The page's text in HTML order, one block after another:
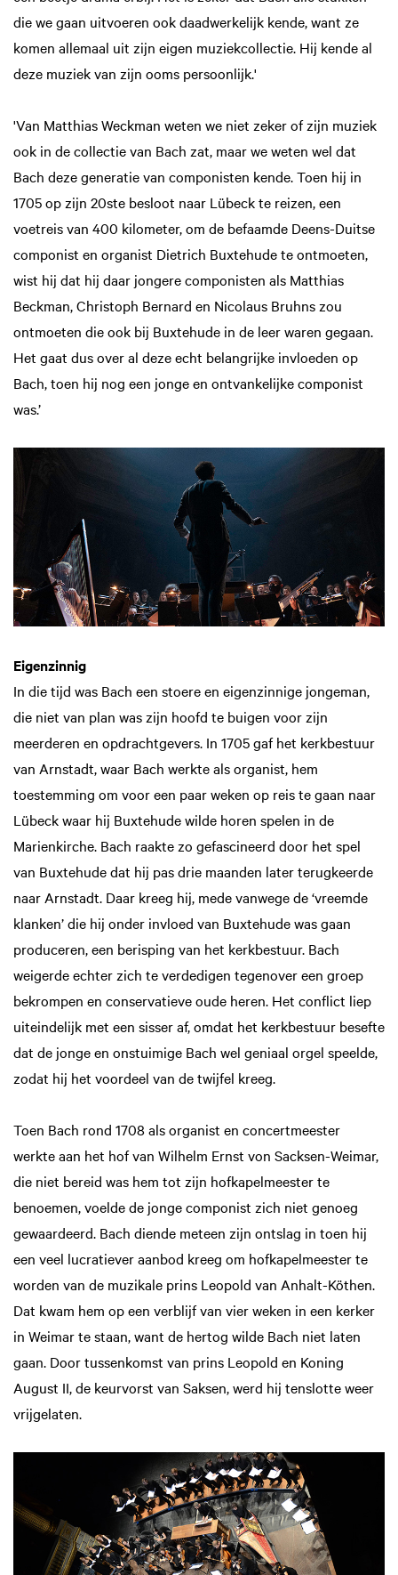
die we gaan uitvoeren ook daadwerkelijk kende, want ze
komen allemaal uit zijn eigen muziekcollectie. Hij kende al
deze muziek van zijn ooms persoonlijk.'
'Van Matthias Weckman weten we niet zeker of zijn muziek
ook in de collectie van Bach zat, maar we weten wel dat
Bach deze generatie van componisten kende. Toen hij in
1705 op zijn 20ste besloot naar Lübeck te reizen, een
voetreis van 400 kilometer, om de befaamde Deens-Duitse
componist en organist Dietrich Buxtehude te ontmoeten,
wist hij dat hij daar jongere componisten als Matthias
Beckman, Christoph Bernard en Nicolaus Bruhns zou
ontmoeten die ook bij Buxtehude in de leer waren gegaan.
Het gaat dus over al deze echt belangrijke invloeden op
Bach, toen hij nog een jonge en ontvankelijke componist
was.’
Eigenzinnig
In die tijd was Bach een stoere en eigenzinnige jongeman,
die niet van plan was zijn hoofd te buigen voor zijn
meerderen en opdrachtgevers. In 1705 gaf het kerkbestuur
van Arnstadt, waar Bach werkte als organist, hem
toestemming om voor een paar weken op reis te gaan naar
Lübeck waar hij Buxtehude wilde horen spelen in de
Marienkirche. Bach raakte zo gefascineerd door het spel
van Buxtehude dat hij pas drie maanden later terugkeerde
naar Arnstadt. Daar kreeg hij, mede vanwege de ‘vreemde
klanken’ die hij onder invloed van Buxtehude was gaan
produceren, een berisping van het kerkbestuur. Bach
weigerde echter zich te verdedigen tegenover een groep
bekrompen en conservatieve oude heren. Het conflict liep
uiteindelijk met een sisser af, omdat het kerkbestuur besefte
dat de jonge en onstuimige Bach wel geniaal orgel speelde,
zodat hij het voordeel van de twijfel kreeg.
Toen Bach rond 1708 als organist en concertmeester
werkte aan het hof van Wilhelm Ernst von Sacksen-Weimar,
die niet bereid was hem tot zijn hofkapelmeester te
benoemen, voelde de jonge componist zich niet genoeg
gewaardeerd. Bach diende meteen zijn ontslag in toen hij
een veel lucratiever aanbod kreeg om hofkapelmeester te
worden van de muzikale prins Leopold van Anhalt-Köthen.
Dat kwam hem op een verblijf van vier weken in een kerker
in Weimar te staan, want de hertog wilde Bach niet laten
gaan. Door tussenkomst van prins Leopold en Koning
August II, de keurvorst van Saksen, werd hij tenslotte weer
vrijgelaten.